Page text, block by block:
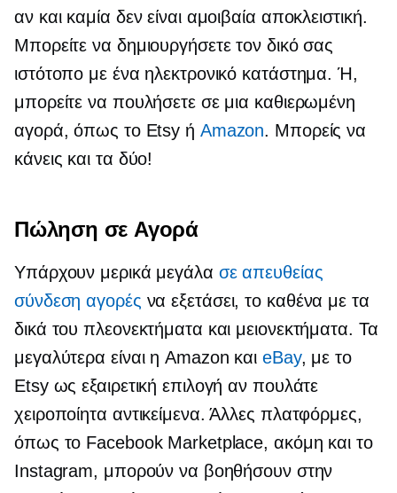
αν και καμία δεν είναι αμοιβαία αποκλειστική.
Μπορείτε να δημιουργήσετε τον δικό σας
ιστότοπο με ένα ηλεκτρονικό κατάστημα. Ή,
μπορείτε να πουλήσετε σε μια καθιερωμένη
αγορά, όπως το Etsy ή Amazon. Μπορείς να
κάνεις και τα δύο!
Πώληση σε Αγορά
Υπάρχουν μερικά μεγάλα σε απευθείας
σύνδεση αγορές να εξετάσει, το καθένα με τα
δικά του πλεονεκτήματα και μειονεκτήματα. Τα
μεγαλύτερα είναι η Amazon και eBay, με το
Etsy ως εξαιρετική επιλογή αν πουλάτε
χειροποίητα αντικείμενα. Άλλες πλατφόρμες,
όπως το Facebook Marketplace, ακόμη και το
Instagram, μπορούν να βοηθήσουν στην